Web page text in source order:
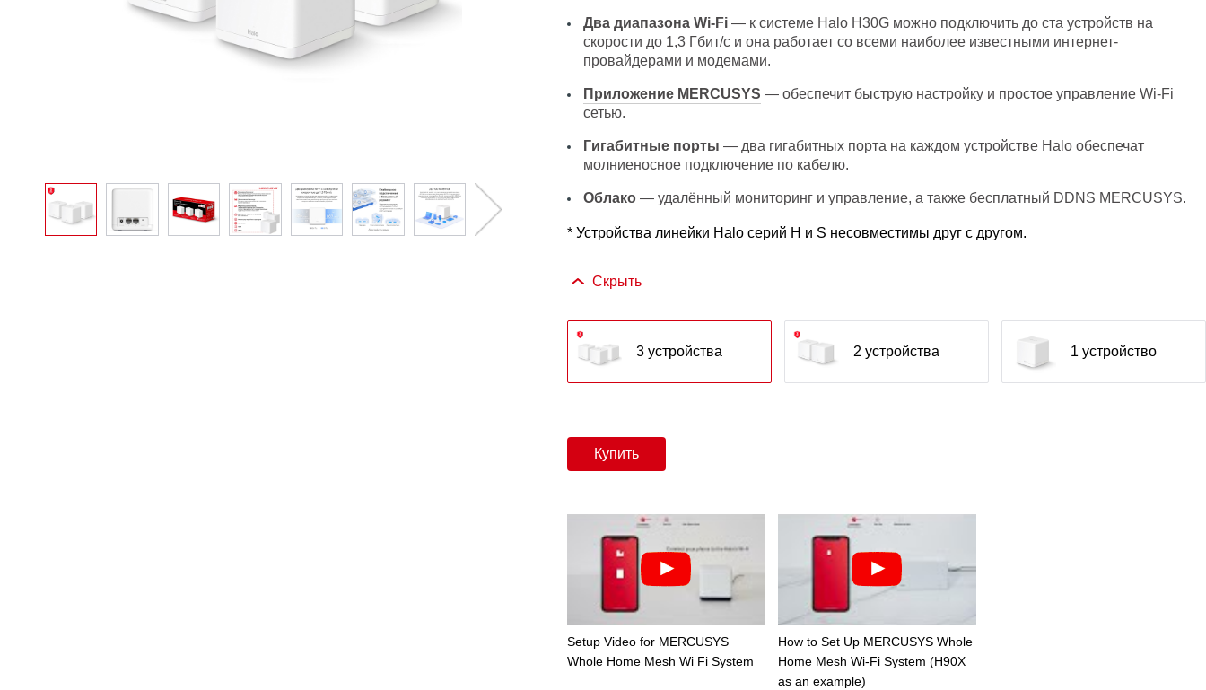
Два диапазона Wi-Fi— к системе Halo H30G можно подключить до ста устройств на
скорости до 1,3 Гбит/с и она работает со всеми наиболее известными интернет-
провайдерами и модемами.
Приложение MERCUSYS — обеспечит быструю настройку и простое управление Wi-Fi
сетью.
Гигабитные порты — два гигабитных порта на каждом устройстве Halo обеспечат
молниеносное подключение по кабелю.
Облако— удалённый мониторинг и управление, а также бесплатный DDNS MERCUSYS.
* Устройства линейки Halo серий H и S несовместимы друг с другом.
Скрыть
3 устройства 2 устройства 1 устройство
Купить
Setup Video for MERCUSYS
Whole Home Mesh Wi Fi System
How to Set Up MERCUSYS Whole
Home Mesh Wi-Fi System (H90X
as an example)